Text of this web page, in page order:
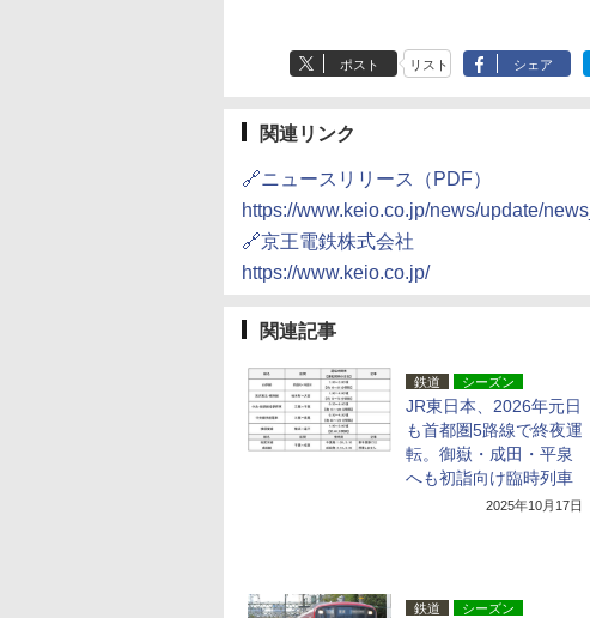
ポスト リスト シェア
関連リンク
🔗ニュースリリース（PDF）
https://www.keio.co.jp/news/update/
🔗京王電鉄株式会社
https://www.keio.co.jp/
関連記事
鉄道 シーズン
JR東日本、2026年元日
も首都圏5路線で終夜運
転。御嶽・成田・平泉
へも初詣向け臨時列車
2025年10月17日
鉄道 シーズン